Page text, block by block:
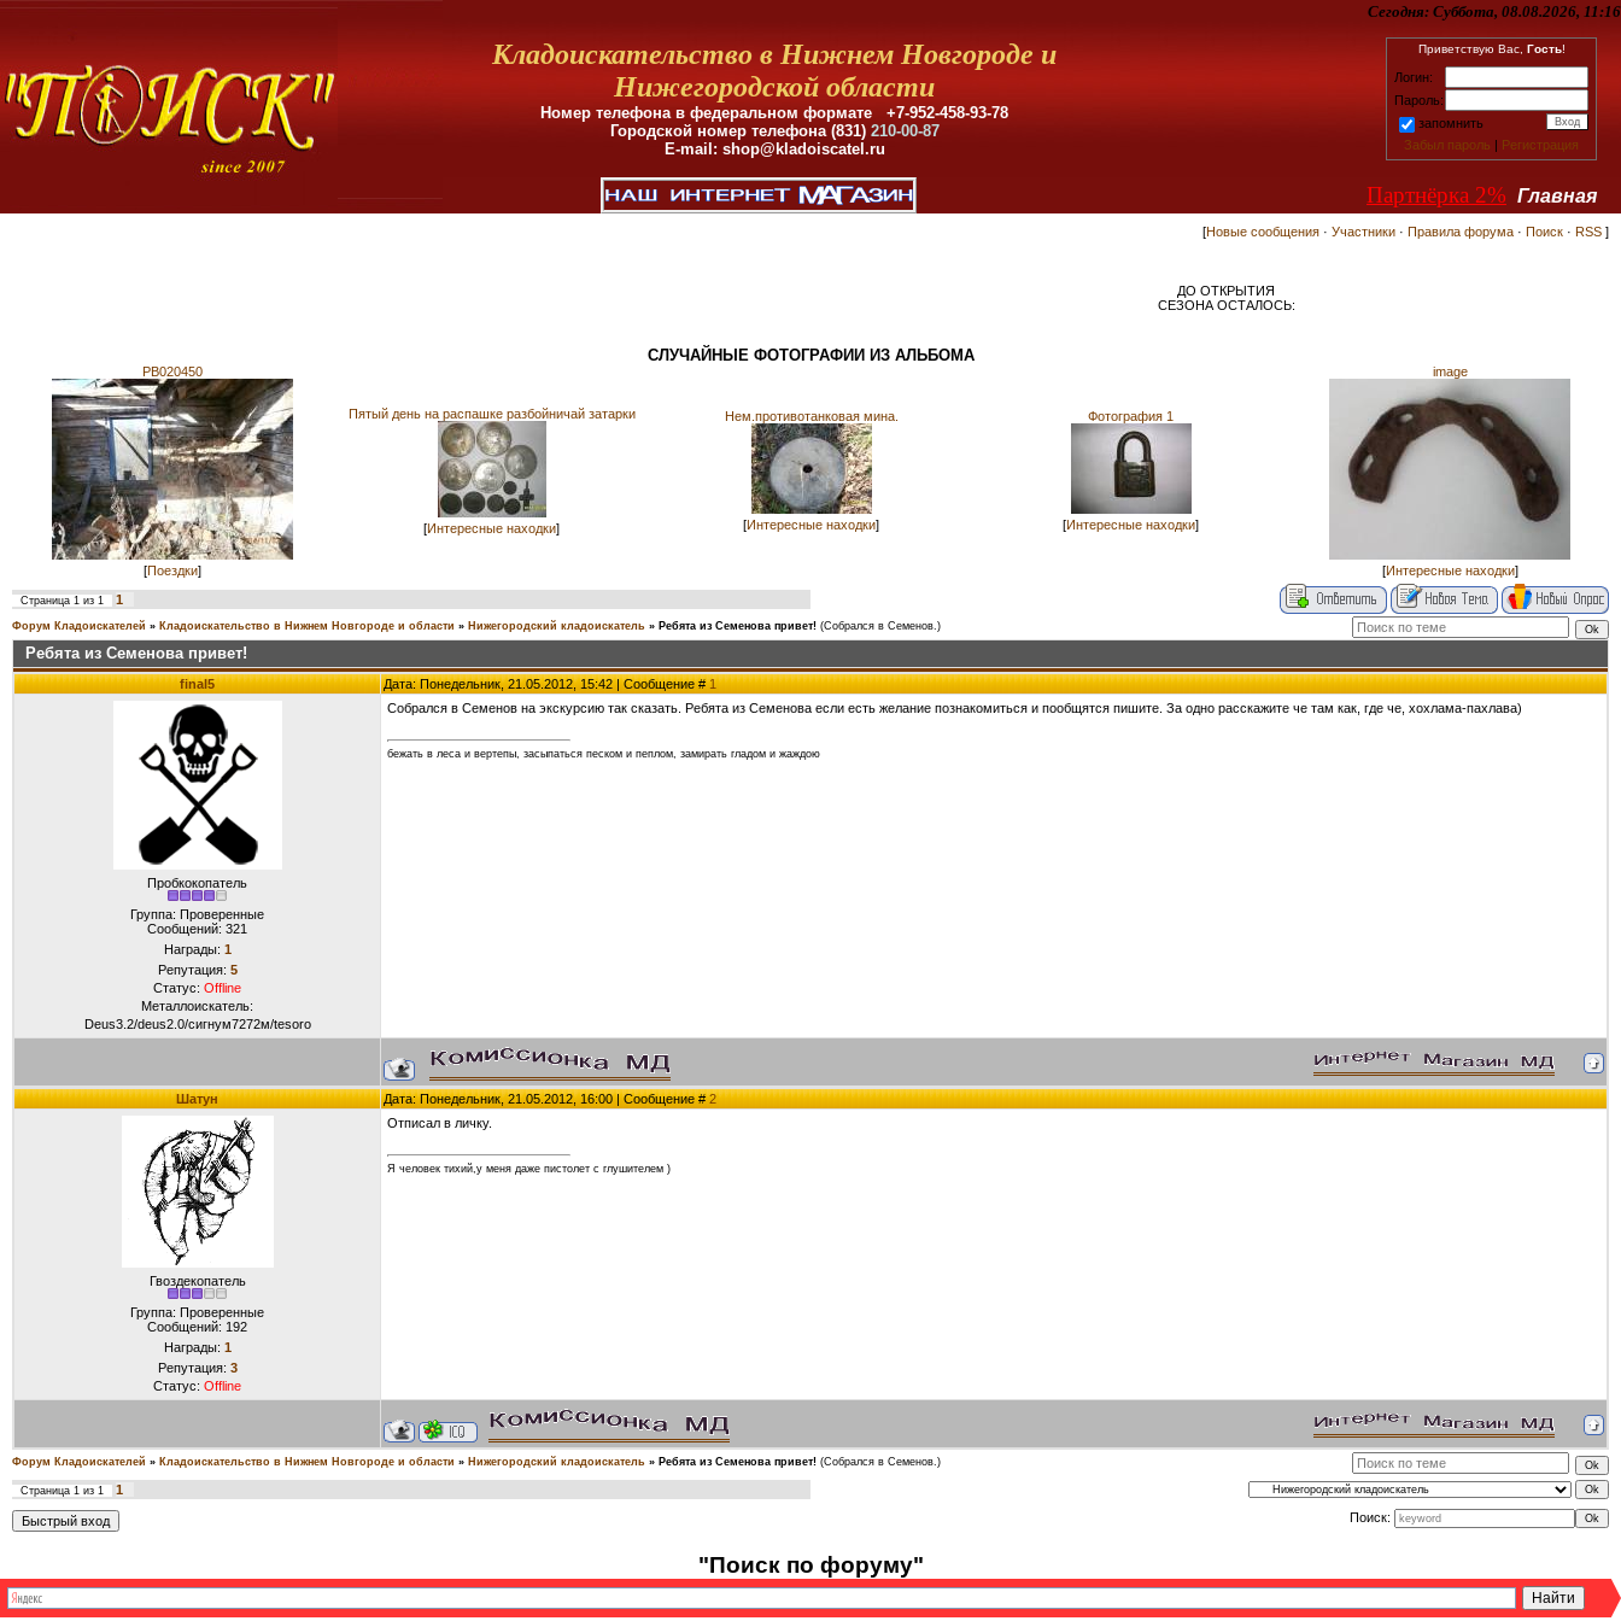
Сегодня: Суббота, 08.08.2026, 11:16
Кладоискательство в Нижнем Новгороде и
Нижегородской области
Номер телефона в федеральном формате +7-952-458-93-78
Городской номер телефона (831) 210-00-87
E-mail: shop@kladoiscatel.ru
Приветствую Вас, Гость!
Логин:
Пароль:
запомнить
Забыл пароль | Регистрация
Партнёрка 2% Главная
[Новые сообщения · Участники · Правила форума · Поиск · RSS ]
ДО ОТКРЫТИЯ
СЕЗОНА ОСТАЛОСЬ:
СЛУЧАЙНЫЕ ФОТОГРАФИИ ИЗ АЛЬБОМА
PB020450
[Поездки]
Пятый день на распашке разбойничай затарки
[Интересные находки]
Нем.противотанковая мина.
[Интересные находки]
Фотография 1
[Интересные находки]
image
[Интересные находки]
Страница 1 из 1 1
Форум Кладоискателей » Кладоискательство в Нижнем Новгороде и области » Нижегородский кладоискатель » Ребята из Семенова привет! (Собрался в Семенов.)
Ребята из Семенова привет!
final5 Дата: Понедельник, 21.05.2012, 15:42 | Сообщение #1
Пробкокопатель
Группа: Проверенные
Сообщений: 321
Награды: 1
Репутация: 5
Статус: Offline
Металлоискатель:
Deus3.2/deus2.0/сигнум7272м/tesoro
Собрался в Семенов на экскурсию так сказать. Ребята из Семенова если есть желание познакомиться и пообщятся пишите. За одно расскажите че там как, где че, хохлама-пахлава)
бежать в леса и вертепы, засыпаться песком и пеплом, замирать гладом и жаждою
Шатун Дата: Понедельник, 21.05.2012, 16:00 | Сообщение #2
Гвоздекопатель
Группа: Проверенные
Сообщений: 192
Награды: 1
Репутация: 3
Статус: Offline
Отписал в личку.
Я человек тихий,у меня даже пистолет с глушителем )
Форум Кладоискателей » Кладоискательство в Нижнем Новгороде и области » Нижегородский кладоискатель » Ребята из Семенова привет! (Собрался в Семенов.)
Страница 1 из 1
1
Поиск:
"Поиск по форуму"